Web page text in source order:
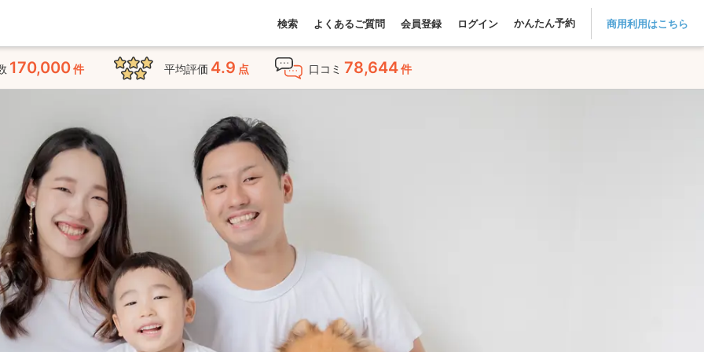
検索 よくあるご質問 会員登録 ログイン かんたん予約 商用利用はこちら
170,000件 平均評価 4.9 点 口コミ 78,644件